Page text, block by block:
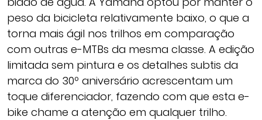
peso da bicicleta relativamente baixo, o que a
torna mais ágil nos trilhos em comparação
com outras e-MTBs da mesma classe. A edição
limitada sem pintura e os detalhes subtis da
marca do 30º aniversário acrescentam um
toque diferenciador, fazendo com que esta e-
bike chame a atenção em qualquer trilho.